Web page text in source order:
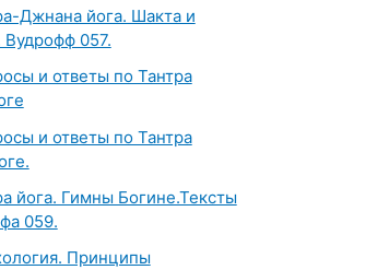
Джнана йога. Шакта и
057.
и ответы по Тантра
и ответы по Тантра
йога. Гимны Богине.Тексты
059.
Принципы